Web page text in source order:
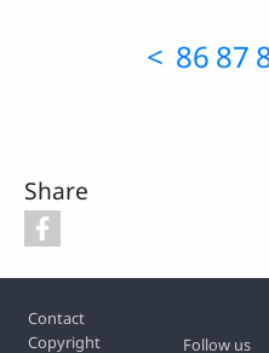
< 86 87
Share
Contact
Copyright
Follow us